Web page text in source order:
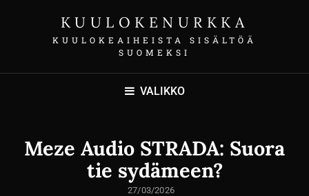
KUULOKENURKKA
KUULOKEAIHEISTA SISÄLTÖÄ
SUOMEKSI
VALIKKO
Meze Audio STRADA: Suora
tie sydämeen?
LÄHETETTY
27/03/2026